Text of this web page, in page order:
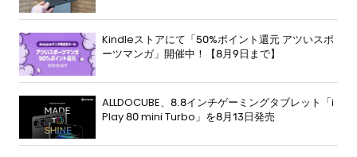
Kindleストアにて「50%ポイント還元 アツいスポ
ーツマンガ」開催中！【8月9日まで】
ALLDOCUBE、8.8インチゲーミングタブレット「i
Play 80 mini Turbo」を8月13日発売